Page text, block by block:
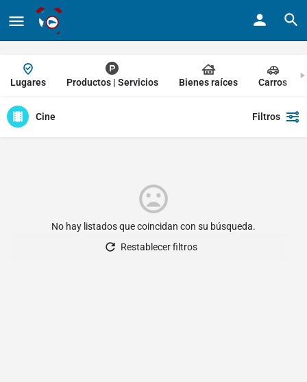
Lugares Productos | Servicios Bienes raíces Carros
Cine Filtros
No hay listados que coincidan con su búsqueda.
Restablecer filtros